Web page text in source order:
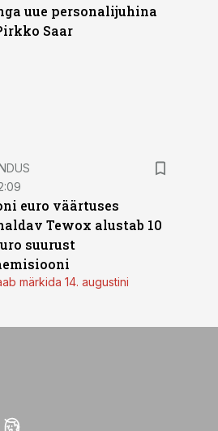
uue personalijuhina
Saar
euro väärtuses
Tewox alustab 10
suurust
märkida 14. augustini